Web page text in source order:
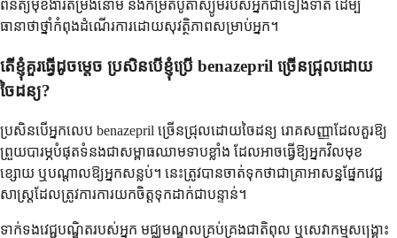
ពិនិត្យមុខងារតម្រងនោម និងកម្រិតប៉ូតាស្យូមរបស់អ្នកជាទៀងទាត់ ដើម្បី
ធានាថាថ្នាំកំពុងដំណើរការដោយសុវត្ថិភាពសម្រាប់អ្នក។
តើខ្ញុំគួរធ្វើដូចម្តេច ប្រសិនបើខ្ញុំប្រើ benazepril ច្រើនជ្រុលដោយ
ចៃដន្យ?
ប្រសិនបើអ្នកលេប benazepril ច្រើនជ្រុលដោយចៃដន្យ រោគសញ្ញាដែលគួរឱ្យ
ព្រួយបារម្ភបំផុតទំនងជាសម្ពាធឈាមទាបខ្លាំង ដែលអាចធ្វើឱ្យអ្នកវិលមុខ
ខ្សោយ ឬបណ្តាលឱ្យអ្នកសន្លប់។ នេះត្រូវបានចាត់ទុកថាជាគ្រាអាសន្នផ្នែកវេជ្ជ
សាស្ត្រដែលត្រូវការការយកចិត្តទុកដាក់ជាបន្ទាន់។
ទាក់ទងវេជ្ជបណ្ឌិតរបស់អ្នក មជ្ឈមណ្ឌលគ្រប់គ្រងជាតិពុល ឬសេវាកម្មសង្គ្រោះ